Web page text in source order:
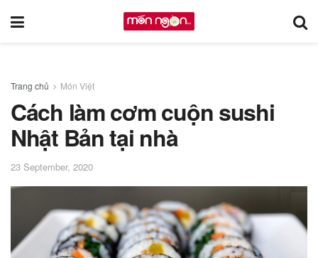
Trang chủ Món Việt
Cách làm cơm cuộn sushi
Nhật Bản tại nhà
23 September, 2020